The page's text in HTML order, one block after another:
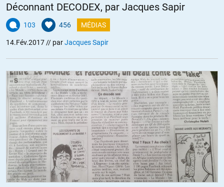
Déconnant DECODEX, par Jacques Sapir
103 456 MÉDIAS
14.Fév.2017 // parJacques Sapir